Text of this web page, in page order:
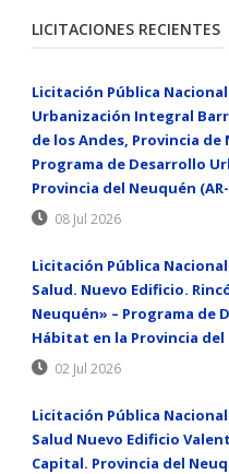
LICITACIONES RECIENTES
Licitación Pública Nacional
Urbanización Integral
de los Andes, Provincia
Programa de Desarrollo
Provincia del Neuquén (AR-
08 Jul 2026
Licitación Pública Nacional
Salud. Nuevo Edificio.
Neuquén» – Programa de
Hábitat en la Provincia del
02 Jul 2026
Licitación Pública Nacional
Salud Nuevo Edificio
Capital. Provincia del